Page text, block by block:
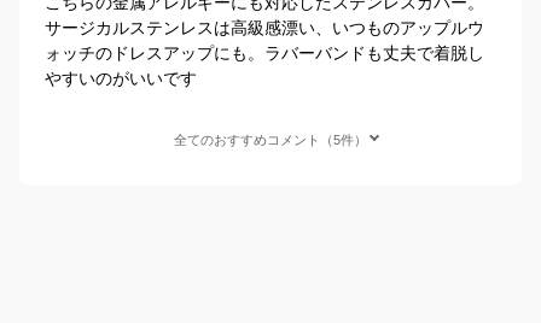
サージカルステンレスは高級感漂い、いつものアップルウ
ォッチのドレスアップにも。ラバーバンドも丈夫で着脱し
やすいのがいいです
全てのおすすめコメント（5件）